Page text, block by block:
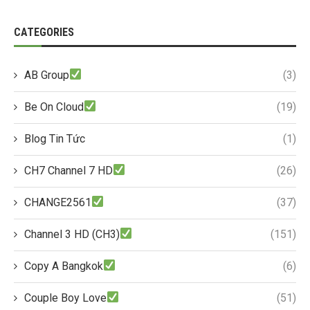
CATEGORIES
AB Group (3)
Be On Cloud (19)
Blog Tin Tức (1)
CH7 Channel 7 HD (26)
CHANGE2561 (37)
Channel 3 HD (CH3) (151)
Copy A Bangkok (6)
Couple Boy Love (51)